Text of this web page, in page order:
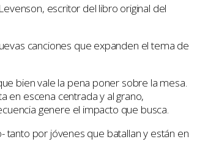
escritor del libro original del
canciones que expanden el tema de
bien vale la pena poner sobre la mesa.
en escena centrada y al grano,
genere el impacto que busca.
tanto por jóvenes que batallan y están en